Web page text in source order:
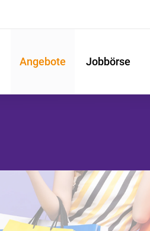
Angebote Jobbörse